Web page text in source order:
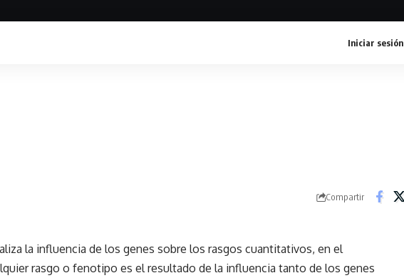
Iniciar sesión
Compartir
la influencia de los genes sobre los rasgos cuantitativos, en el
rasgo o fenotipo es el resultado de la influencia tanto de los genes